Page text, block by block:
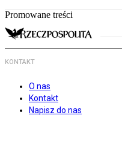
Promowane treści
KONTAKT
O nas
Kontakt
Napisz do nas